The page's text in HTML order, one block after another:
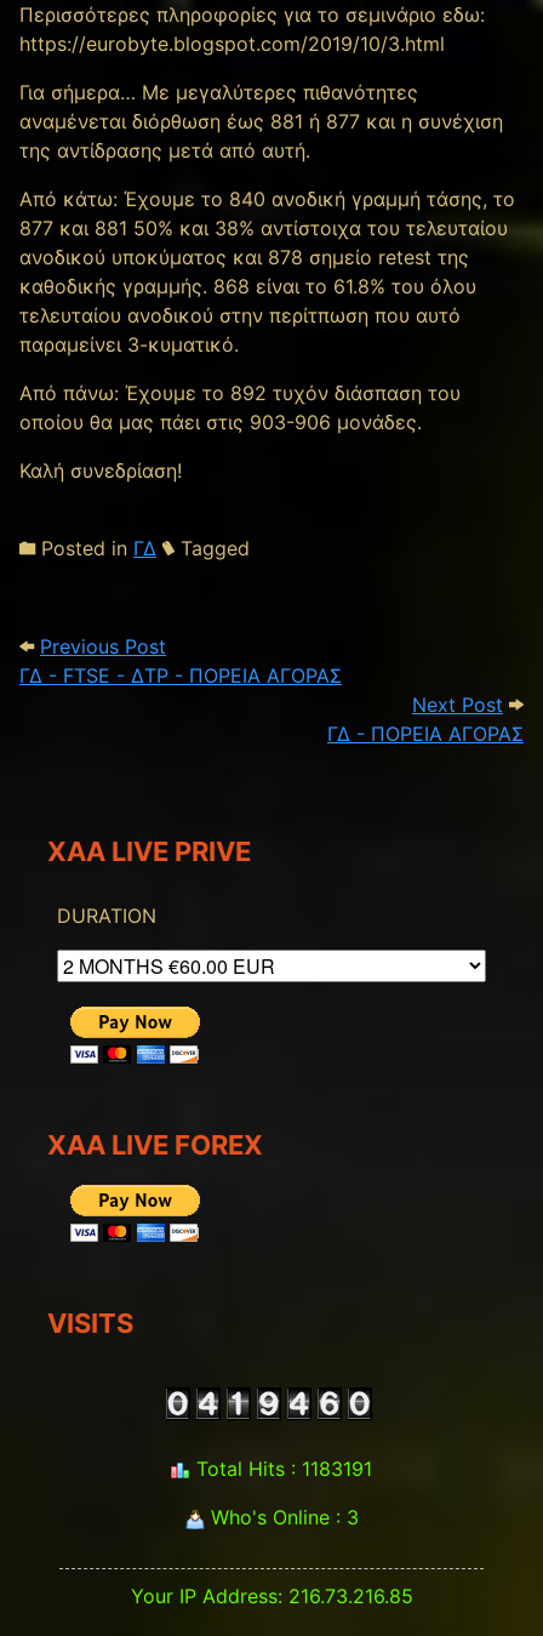
Περισσότερες πληροφορίες για το σεμινάριο εδω:
https://eurobyte.blogspot.com/2019/10/3.html
Για σήμερα… Mε μεγαλύτερες πιθανότητες
αναμένεται διόρθωση έως 881 ή 877 και η συνέχιση
της αντίδρασης μετά από αυτή.
Από κάτω: Έχουμε το 840 ανοδική γραμμή τάσης, το
877 και 881 50% και 38% αντίστοιχα του τελευταίου
ανοδικού υποκύματος και 878 σημείο retest της
καθοδικής γραμμής. 868 είναι το 61.8% του όλου
τελευταίου ανοδικού στην περίτπωση που αυτό
παραμείνει 3-κυματικό.
Από πάνω: Έχουμε το 892 τυχόν διάσπαση του
οποίου θα μας πάει στις 903-906 μονάδες.
Καλή συνεδρίαση!
Posted in ΓΔ Tagged
Post navigation
Previous Post
ΓΔ - FTSE - ΔΤΡ - ΠΟΡΕΙΑ ΑΓΟΡΑΣ
Next Post
ΓΔ - ΠΟΡΕΙΑ ΑΓΟΡΑΣ
XAA LIVE PRIVE
DURATION
XAA LIVE FOREX
VISITS
Total Hits : 1183191
Who's Online : 3
Your IP Address: 216.73.216.85